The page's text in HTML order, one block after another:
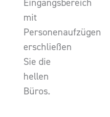
Eingangsbereich
mit
Personenaufzügen
erschließen
Sie die
hellen
Büros.